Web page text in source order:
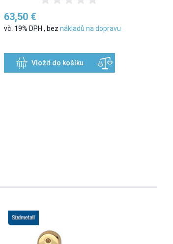
63,50 €
vč. 19% DPH , bez nákladů na dopravu
Vložit do košíku